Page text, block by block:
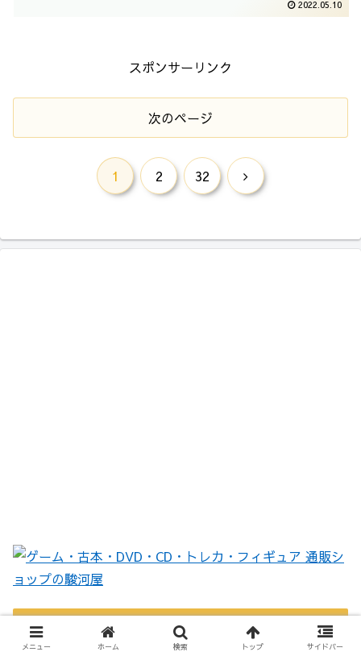
2022.05.10
スポンサーリンク
次のページ
1 2 32
次
サラネ内検索
メニュー ホーム 検索 トップ サイドバー